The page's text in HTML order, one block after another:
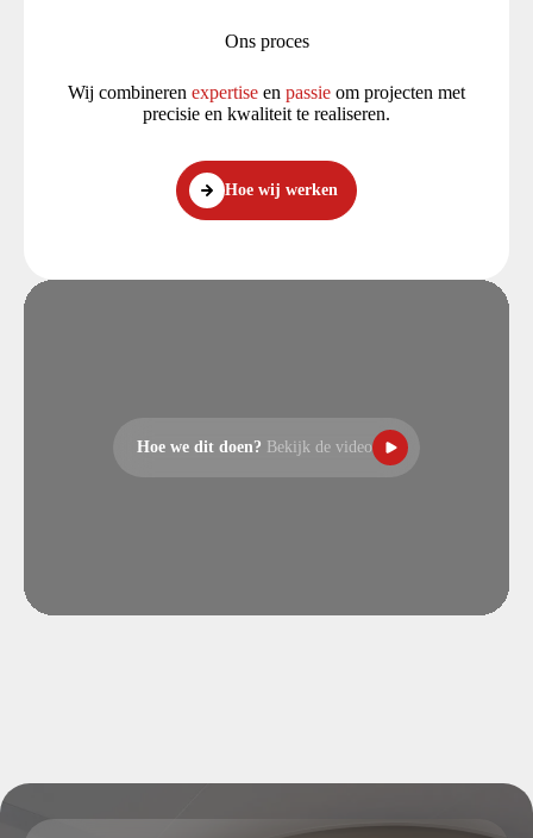
Ons proces
Wij combineren expertise en passie om projecten met
precisie en kwaliteit te realiseren.
Hoe wij werken
Hoe we dit doen? Bekijk de video